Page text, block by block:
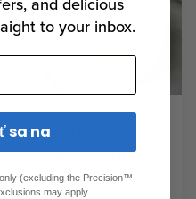
Zemiaková kaša
z jedného hrnca
to your inbox.
sa na
(excluding the Precision™
may apply.